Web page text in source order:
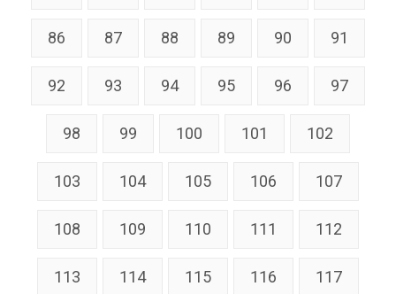
86 87 88 89 90 91
92 93 94 95 96 97
98 99 100 101 102
103 104 105 106 107
108 109 110 111 112
113 114 115 116 117